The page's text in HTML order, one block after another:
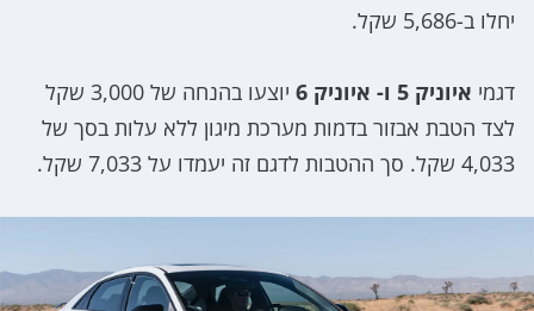
יחלו ב-5,686 שקל.
דגמי איוניק 5 ו- איוניק 6
יוצעו בהנחה של 3,000 שקל
לצד הטבת אבזור בדמות מערכת מיגון ללא עלות בסך של
4,033 שקל. סך ההטבות לדגם זה יעמדו על 7,033 שקל.